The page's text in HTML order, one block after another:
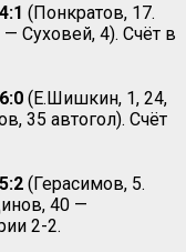
(Понкратов, 17.
Суховей, 4). Счёт в
(Е.Шишкин, 1, 24,
35 автогол). Счёт
(Герасимов, 5.
40 —
2-2.